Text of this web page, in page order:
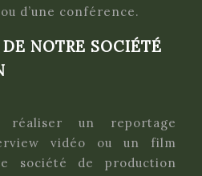
d’une conférence.
NOTRE SOCIÉTÉ
réaliser un reportage
vidéo ou un film
société de production